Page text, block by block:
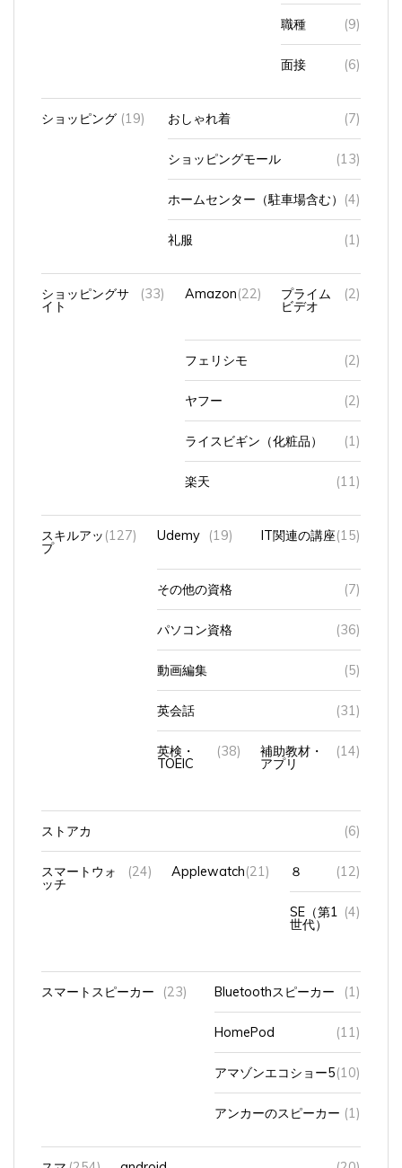
職種 (9)
面接 (6)
ショッピング (19) おしゃれ着 (7)
ショッピングモール (13)
ホームセンター（駐車場含む） (4)
礼服 (1)
ショッピングサ
イト
(33) Amazon(22) プライム
ビデオ
(2)
フェリシモ (2)
ヤフー (2)
ライスビギン（化粧品） (1)
楽天 (11)
スキルアッ
プ
(127) Udemy (19) IT関連の講座(15)
その他の資格 (7)
パソコン資格 (36)
動画編集 (5)
英会話 (31)
英検・
TOEIC
(38) 補助教材・
アプリ
(14)
ストアカ (6)
スマートウォ
ッチ
(24) Applewatch(21) ８ (12)
SE（第1
世代）
(4)
スマートスピーカー (23) Bluetoothスピーカー (1)
HomePod (11)
アマゾンエコショー5(10)
アンカーのスピーカー (1)
スマ (254) android (20)